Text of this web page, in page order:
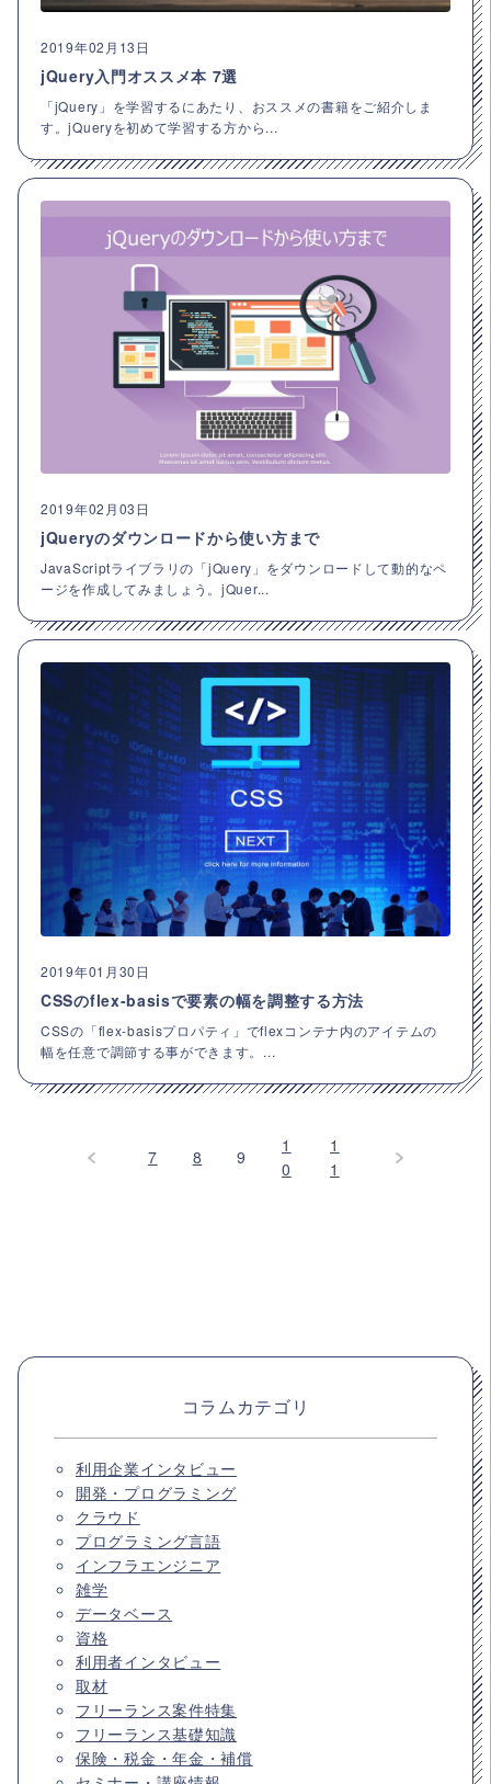
2019年02月13日
jQuery入門オススメ本 7選
「jQuery」を学習するにあたり、おススメの書籍をご紹介しま
す。jQueryを初めて学習する方から...
2019年02月03日
jQueryのダウンロードから使い方まで
JavaScriptライブラリの「jQuery」をダウンロードして動的なペ
ージを作成してみましょう。jQuer...
2019年01月30日
CSSのflex-basisで要素の幅を調整する方法
CSSの「flex-basisプロパティ」でflexコンテナ内のアイテムの
幅を任意で調節する事ができます。...
7 8 9
1
0
1
1
コラムカテゴリ
利用企業インタビュー
開発・プログラミング
クラウド
プログラミング言語
インフラエンジニア
雑学
データベース
資格
利用者インタビュー
取材
フリーランス案件特集
フリーランス基礎知識
保険・税金・年金・補償